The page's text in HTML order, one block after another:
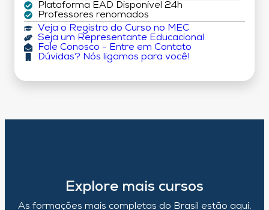
Plataforma EAD Disponível 24h
Professores renomados
Veja o Registro do Curso no MEC
Seja um Representante Educacional
Fale Conosco - Entre em Contato
Dúvidas? Nós ligamos para você!
Explore mais cursos
As formações mais completas do Brasil estão aqui,